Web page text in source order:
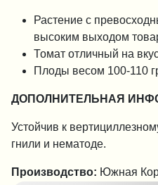
Растение с
высоким выходом
Томат отличный на
Плоды весом 100-110
ДОПОЛНИТЕЛЬНАЯ
Устойчив к
гнили и нематоде.
Производство: Южная